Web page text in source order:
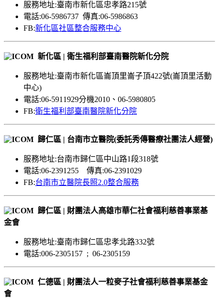
服務地址:臺南市新化區忠孝路215號
電話:06-5986737 傳真:06-5986863
FB:新化區社區整合服務中心
新化區 | 衛生福利部臺南醫院新化分院
服務地址:臺南市新化區崙頂里崙子頂422號(崙頂里活動
中心)
電話:06-5911929分機2010、06-5980805
FB:衛生福利部臺南醫院新化分院
歸仁區 | 台南市立醫院(委託秀傳醫療社團法人經營)
服務地址:台南市歸仁區中山路1段318號
電話:06-2391255 傳真:06-2391029
FB:台南市立醫院長照2.0整合服務
歸仁區 | 財團法人高雄市華仁社會福利慈善事業基
金會
服務地址:臺南市歸仁區忠孝北路332號
電話:006-2305157 ; 06-2305159
仁德區 | 財團法人一粒麥子社會福利慈善事業基金
會